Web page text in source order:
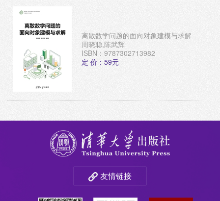
离散数学问题的面向对象建模与求解
周晓聪,陈武辉
ISBN：9787302713982
定 价：59元
友情链接